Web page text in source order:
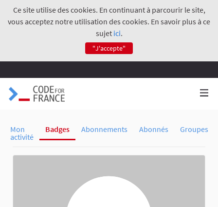
Ce site utilise des cookies. En continuant à parcourir le site,
vous acceptez notre utilisation des cookies. En savoir plus à ce
sujet ici.
"J'accepte"
Mon
activité
Badges Abonnements Abonnés Groupes